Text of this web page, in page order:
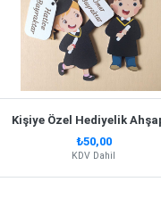
₺50,00
KDV Dahil